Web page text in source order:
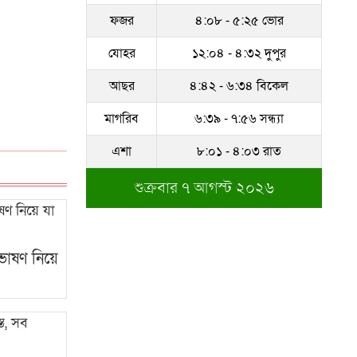
নিয়ে
সম্পদের পাহাড় গড়েছেন
নকল নবিশ আতাউর রহমান
অবশেষে বরখাস্ত রাজউকের
শফিউল্লাহ বাবু
১৮ জুলাই সব মোবাইল
গ্রাহকরা পাবেন ১ জিবি ফ্রি
শেরে বাংলা বালিকা
ফজর
৪:০৮ - ৫:২৫ ভোর
যোহর
১২:০৪ - ৪:৩২ দুপুর
আছর
৪:৪২ - ৬:৩৪ বিকেল
মাগরিব
৬:৩৯ - ৭:৫৬ সন্ধ্যা
এশা
৮:০১ - ৪:০৩ রাত
শুক্রবার ৭ আগস্ট ২০২৬